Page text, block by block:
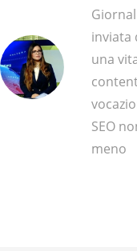
inviata
una
SEO
meno